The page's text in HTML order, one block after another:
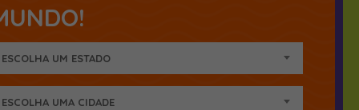
ESCOLHA UM ESTADO
ESCOLHA UMA CIDADE